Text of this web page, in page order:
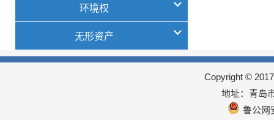
环境权
无形资产
Copyright ©
地址：青岛
鲁公网